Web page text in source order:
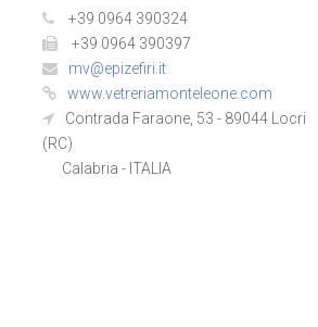
+39 0964 390324
+39 0964 390397
mv@epizefiri.it
www.vetreriamonteleone.com
Contrada Faraone, 53 - 89044 Locri
(RC)
Calabria - ITALIA